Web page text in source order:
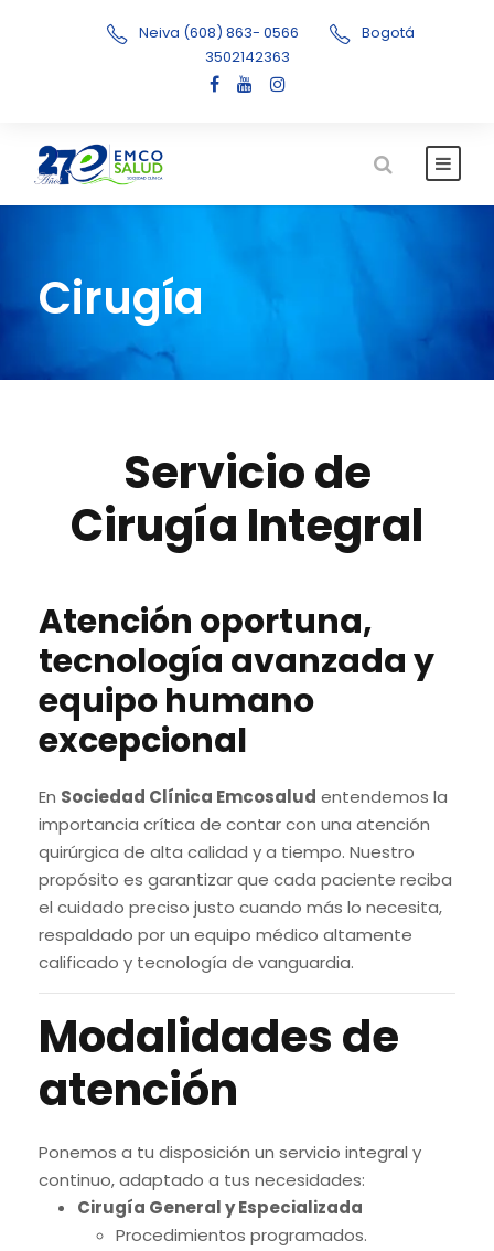
Neiva (608) 863- 0566
Bogotá
3502142363
Cirugía
Servicio de
Cirugía Integral
Atención oportuna,
tecnología avanzada y
equipo humano
excepcional
En Sociedad Clínica Emcosalud entendemos la
importancia crítica de contar con una atención
quirúrgica de alta calidad y a tiempo. Nuestro
propósito es garantizar que cada paciente reciba
el cuidado preciso justo cuando más lo necesita,
respaldado por un equipo médico altamente
calificado y tecnología de vanguardia.
Modalidades de
atención
Ponemos a tu disposición un servicio integral y
continuo, adaptado a tus necesidades:
Cirugía General y Especializada
Procedimientos programados.